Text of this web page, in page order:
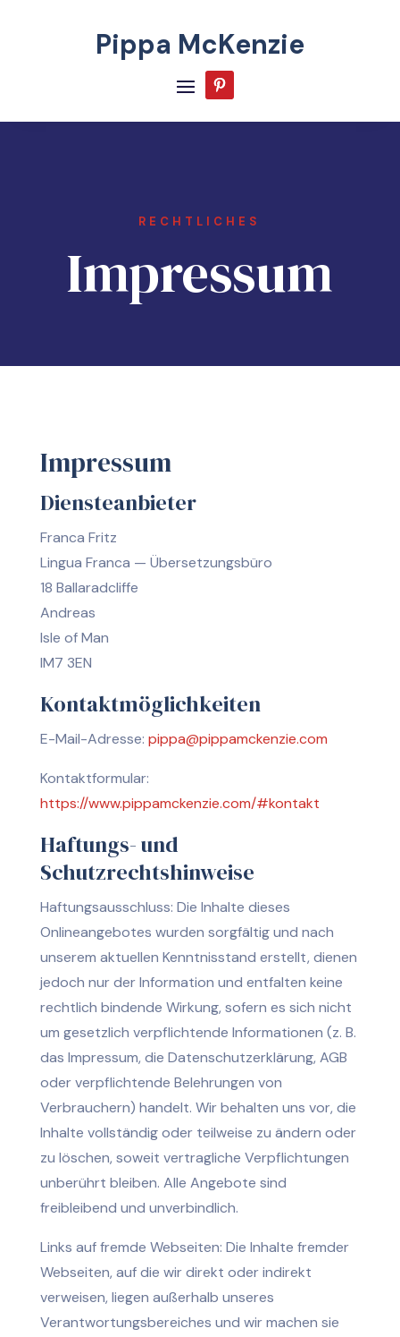
Pippa McKenzie
RECHTLICHES
Impressum
Impressum
Diensteanbieter
Franca Fritz
Lingua Franca — Übersetzungsbüro
18 Ballaradcliffe
Andreas
Isle of Man
IM7 3EN
Kontaktmöglichkeiten
E-Mail-Adresse: pippa@pippamckenzie.com
Kontaktformular:
https://www.pippamckenzie.com/#kontakt
Haftungs- und
Schutzrechtshinweise
Haftungsausschluss: Die Inhalte dieses
Onlineangebotes wurden sorgfältig und nach
unserem aktuellen Kenntnisstand erstellt, dienen
jedoch nur der Information und entfalten keine
rechtlich bindende Wirkung, sofern es sich nicht
um gesetzlich verpflichtende Informationen (z. B.
das Impressum, die Datenschutzerklärung, AGB
oder verpflichtende Belehrungen von
Verbrauchern) handelt. Wir behalten uns vor, die
Inhalte vollständig oder teilweise zu ändern oder
zu löschen, soweit vertragliche Verpflichtungen
unberührt bleiben. Alle Angebote sind
freibleibend und unverbindlich.
Links auf fremde Webseiten: Die Inhalte fremder
Webseiten, auf die wir direkt oder indirekt
verweisen, liegen außerhalb unseres
Verantwortungsbereiches und wir machen sie